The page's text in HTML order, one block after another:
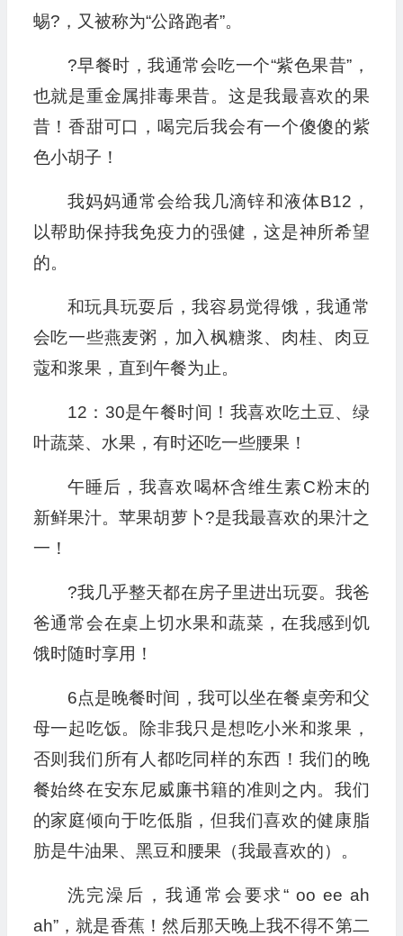
蜴?，又被称为“公路跑者”。
?早餐时，我通常会吃一个“紫色果昔”，
也就是重金属排毒果昔。这是我最喜欢的果
昔！香甜可口，喝完后我会有一个傻傻的紫
色小胡子！
我妈妈通常会给我几滴锌和液体B12，
以帮助保持我免疫力的强健，这是神所希望
的。
和玩具玩耍后，我容易觉得饿，我通常
会吃一些燕麦粥，加入枫糖浆、肉桂、肉豆
蔻和浆果，直到午餐为止。
12：30是午餐时间！我喜欢吃土豆、绿
叶蔬菜、水果，有时还吃一些腰果！
午睡后，我喜欢喝杯含维生素C粉末的
新鲜果汁。苹果胡萝卜?是我最喜欢的果汁之
一！
?我几乎整天都在房子里进出玩耍。我爸
爸通常会在桌上切水果和蔬菜，在我感到饥
饿时随时享用！
6点是晚餐时间，我可以坐在餐桌旁和父
母一起吃饭。除非我只是想吃小米和浆果，
否则我们所有人都吃同样的东西！我们的晚
餐始终在安东尼威廉书籍的准则之内。我们
的家庭倾向于吃低脂，但我们喜欢的健康脂
肪是牛油果、黑豆和腰果（我最喜欢的）。
洗完澡后，我通常会要求“ oo ee ah
ah”，就是香蕉！然后那天晚上我不得不第二